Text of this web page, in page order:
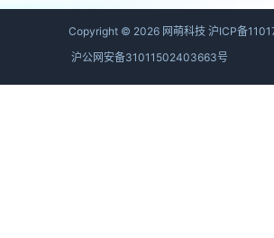
Copyright © 2026 网萌科技 沪ICP备
沪公网安备31011502403663号